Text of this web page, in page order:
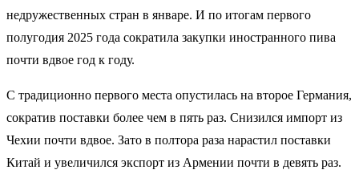
недружественных стран в январе. И по итогам первого
полугодия 2025 года сократила закупки иностранного пива
почти вдвое год к году.
С традиционно первого места опустилась на второе Германия,
сократив поставки более чем в пять раз. Снизился импорт из
Чехии почти вдвое. Зато в полтора раза нарастил поставки
Китай и увеличился экспорт из Армении почти в девять раз.